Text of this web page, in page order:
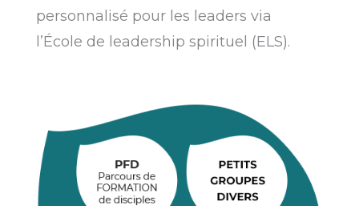
personnalisé pour les leaders via
l’École de leadership spirituel (ELS).